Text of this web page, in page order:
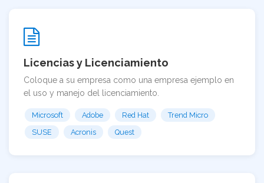
Licencias y Licenciamiento
Coloque a su empresa como una empresa ejemplo en
el uso y manejo del licenciamiento.
Microsoft Adobe Red Hat
Trend Micro
SUSE
Acronis Quest